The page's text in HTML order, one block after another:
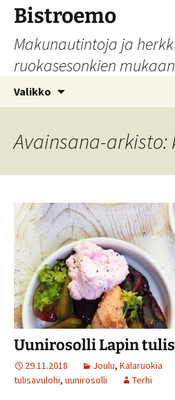
Siirry
sisältöön
Bistroemo
Makunautintoja ja
ruokasesonkien
Valikko
Avainsana-
Uunirosolli Lapin
29.11.2018 Joulu, Kalaruokia
tulisavulohi, uunirosolli Terhi